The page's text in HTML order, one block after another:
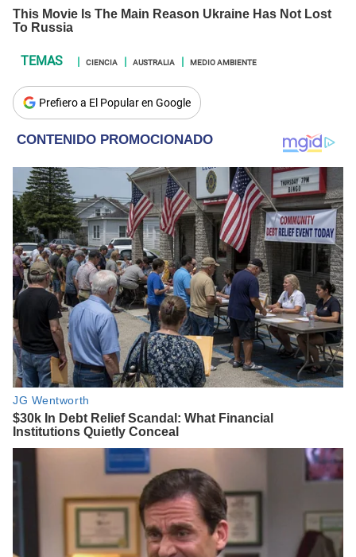
CIENCIA AUSTRALIA MEDIO AMBIENTE
Prefiero a El Popular en Google